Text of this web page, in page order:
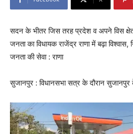
सदन के भीतर जिस तरह प्रदेश व अपने विस
जनता का विधायक राजेंद्र राणा में बढ़ा विश्वास,
जनता की सेवा : राणा
सुजानपुर : विधानसभा सत्र के दौरान सुजानपुर